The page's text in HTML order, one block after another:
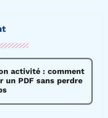
activité : comment
un PDF sans perdre